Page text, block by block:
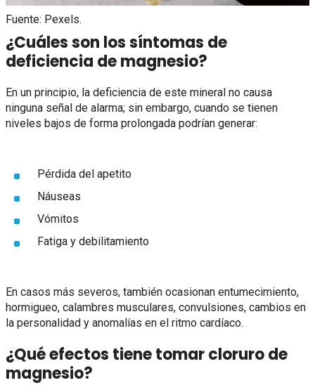
Fuente: Pexels.
¿Cuáles son los síntomas de
deficiencia de magnesio?
En un principio, la deficiencia de este mineral no causa
ninguna señal de alarma; sin embargo, cuando se tienen
niveles bajos de forma prolongada podrían generar:
Pérdida del apetito
Náuseas
Vómitos
Fatiga y debilitamiento
En casos más severos, también ocasionan entumecimiento,
hormigueo, calambres musculares, convulsiones, cambios en
la personalidad y anomalías en el ritmo cardíaco.
¿Qué efectos tiene tomar cloruro de
magnesio?